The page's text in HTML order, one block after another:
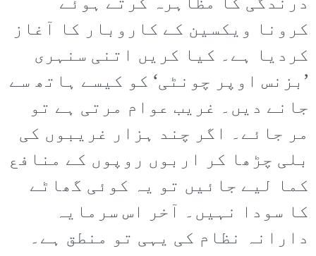
کرونا ویکسین کے کاروبار کا آغاز
کردیا ہے۔ کیا کریں اتنی سنہری
’بزنس اوپر چونٹی‘ کو کیسے ہاتھ سے
جانے دیں۔ غریب عوام مرتی ہے تو
مر جائے۔ اگر چند ہزار غریبوں کی
بلی چڑھا کر اربوں روپوں کے منافع
کما لیے جائیں تو یہ کوئی گھاٹے
کا سودا نہیں۔ آخر اس سرمایہ
دارانہ نظام کی یہی تو منطق ہے۔